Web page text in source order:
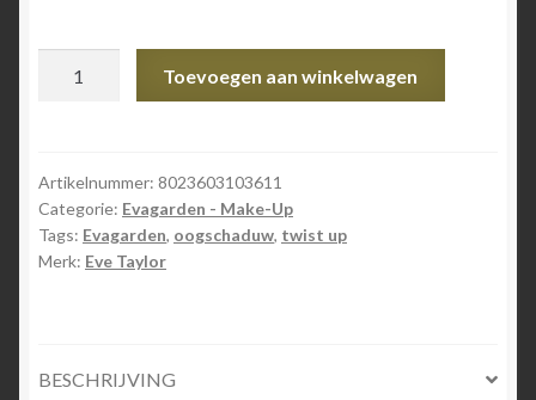
One
Twist
Up
Oogschaduw
Toevoegen aan winkelwagen
Artikelnummer: 8023603103611
Categorie: Evagarden - Make-Up
Tags: Evagarden, oogschaduw, twist up
Merk: Eve Taylor
BESCHRIJVING